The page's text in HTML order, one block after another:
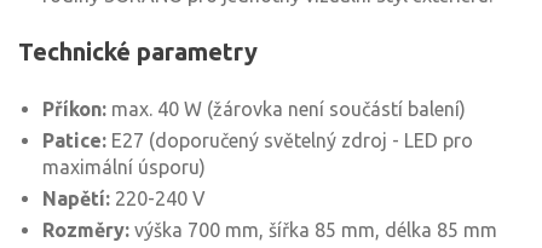
Technické parametry
Příkon: max. 40 W (žárovka není součástí balení)
Patice: E27 (doporučený světelný zdroj - LED pro
maximální úsporu)
Napětí: 220-240 V
Rozměry: výška 700 mm, šířka 85 mm, délka 85 mm